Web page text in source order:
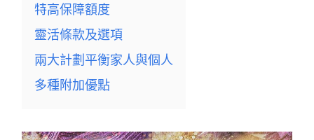
特高保障額度
靈活條款及選項
兩大計劃平衡家人與個人
多種附加優點